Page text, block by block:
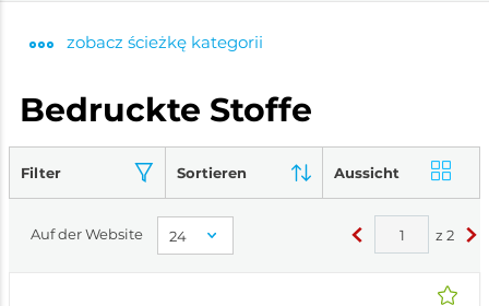
zobacz ścieżkę kategorii
Bedruckte Stoffe
Filter Sortieren Aussicht
Auf der Website < z 2 >